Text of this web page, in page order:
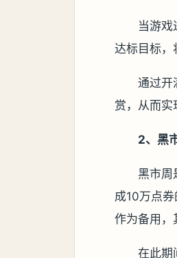
当游戏
达标目标，
通过开
赏，从而实
2、黑
黑市周
成10万点
作为备用，
在此期